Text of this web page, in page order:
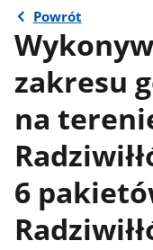
Powrót
zakresu
na
6